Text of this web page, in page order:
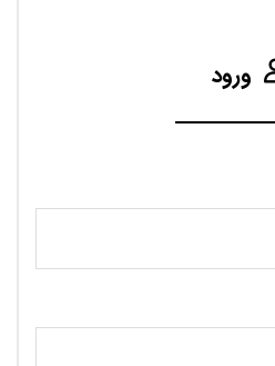
ورود